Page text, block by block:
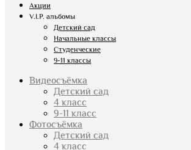
Акции
V.I.P. альбомы
Детский сад
Начальные классы
Студенческие
9-11 классы
Видеосъёмка
Детский сад
4 класс
9-11 класс
Фотосъёмка
Детский сад
4 класс